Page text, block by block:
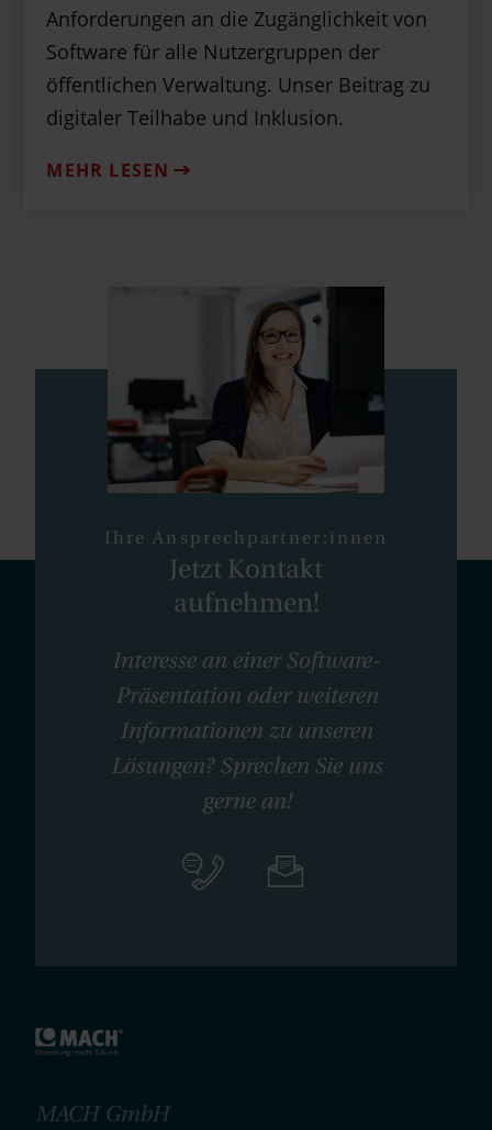
Anforderungen an die Zugänglichkeit von
Software für alle Nutzergruppen der
öffentlichen Verwaltung. Unser Beitrag zu
digitaler Teilhabe und Inklusion.
MEHR LESEN
Ihre Ansprechpartner:innen
Jetzt Kontakt
aufnehmen!
Interesse an einer Software-
Präsentation oder weiteren
Informationen zu unseren
Lösungen? Sprechen Sie uns
gerne an!
MACH GmbH